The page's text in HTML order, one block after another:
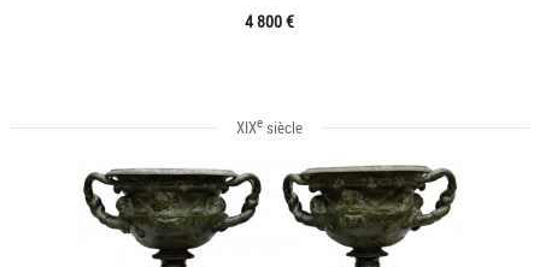
4 800 €
XIXe siècle